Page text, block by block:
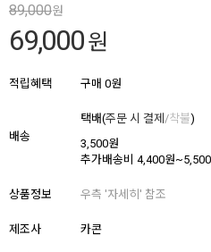
89,000원
69,000원
적립혜택 구매 0원
배송
택배(주문 시 결제 /착불)
3,500원
추가배송비 4,400원
상품정보 우측 '자세히' 참조
제조사 카콘